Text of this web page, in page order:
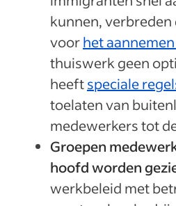
kunnen,
voorhet
thuiswerk geen
heeftspeciale
toelaten van
medewerkers tot
Groepen
hoofd worden
werkbeleid met